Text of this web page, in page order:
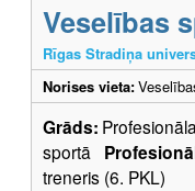
Veselības
Rīgas Stradiņa
Norises vieta:
Grāds:
sportā
treneris (6. PKL)